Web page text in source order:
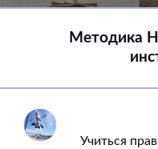
Методика
Учиться